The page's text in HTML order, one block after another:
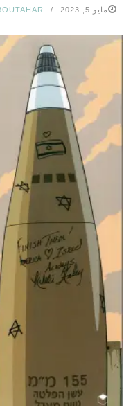
مايو 5, 2023